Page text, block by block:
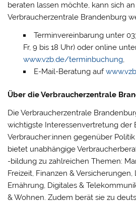
beraten lassen möchte, kann sich
Verbraucherzentrale Brandenburg
Terminvereinbarung unter
Fr, 9 bis 18 Uhr) oder online
www.vzb.de/terminbuchung,
E-Mail-Beratung auf
Über die Verbraucherzentrale
Die Verbraucherzentrale
wichtigste Interessenvertretung der
Verbraucher:innen gegenüber
bietet unabhängige
-bildung zu zahlreichen Themen:
Freizeit, Finanzen &
Ernährung, Digitales &
& Wohnen. Zudem berät sie zu